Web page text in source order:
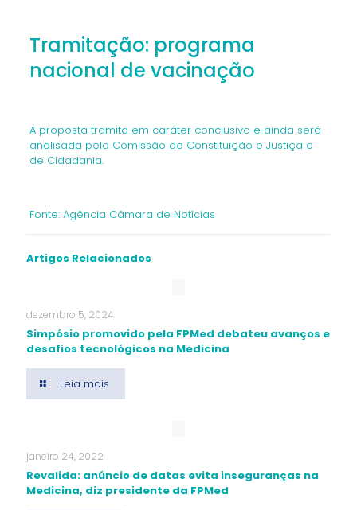
Tramitação: programa
nacional de vacinação
A proposta tramita em caráter conclusivo e ainda será
analisada pela Comissão de Constituição e Justiça e
de Cidadania.
Fonte: Agência Câmara de Notícias
Artigos Relacionados
dezembro 5, 2024
Simpósio promovido pela FPMed debateu avanços e
desafios tecnológicos na Medicina
Leia mais
janeiro 24, 2022
Revalida: anúncio de datas evita inseguranças na
Medicina, diz presidente da FPMed